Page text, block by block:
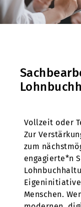
Vollzeit oder
Zur
zum
engagierte*n
Menschen.